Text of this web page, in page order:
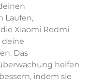
Laufen,
Xiaomi Redmi
deine
Das
helfen
indem sie